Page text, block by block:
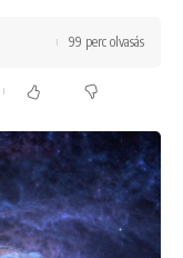
99 perc olvasás